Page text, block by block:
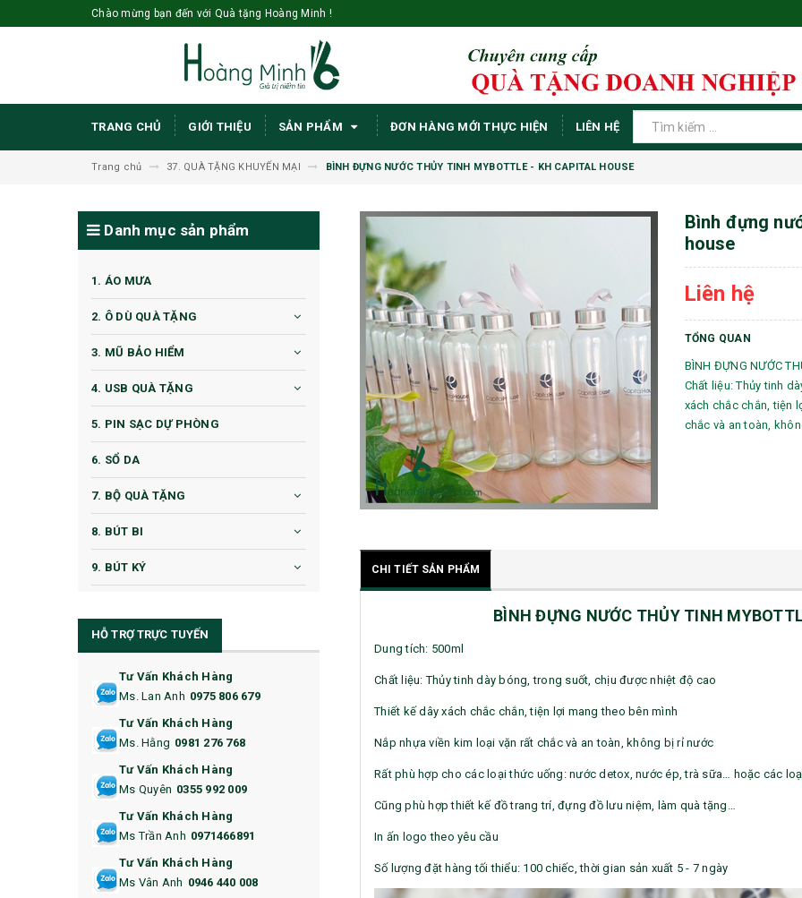
Chào mừng bạn đến với Quà tặng Hoàng Minh !
TRANG CHỦ GIỚI THIỆU SẢN PHẨM ĐƠN HÀNG MỚI THỰC HIỆN LIÊN HỆ
Trang chủ 37. QUÀ TẶNG KHUYẾN MẠI BÌNH ĐỰNG NƯỚC THỦY TINH MYBOTTLE - KH CAPITAL HOUSE
Bình đựng
house
Liên hệ
TỔNG QUAN
BÌNH ĐỰNG NƯỚC
Chất liệu: Thủy tinh
xách chắc chắn, tiện
chắc và an toàn,
CHI TIẾT SẢN PHẨM
BÌNH ĐỰNG NƯỚC THỦY TINH
Dung tích: 500ml
Chất liệu: Thủy tinh dày bóng, trong suốt, chịu được nhiệt độ cao
Thiết kế dây xách chắc chắn, tiện lợi mang theo bên mình
Nắp nhựa viền kim loại vặn rất chắc và an toàn, không bị rỉ nước
Rất phù hợp cho các loại thức uống: nước detox, nước ép, trà sữa… hoặc các
Cũng phù hợp thiết kế đồ trang trí, đựng đồ lưu niệm, làm quà tặng…
In ấn logo theo yêu cầu
Số lượng đặt hàng tối thiểu: 100 chiếc, thời gian sản xuất 5 - 7 ngày
Danh mục sản phẩm
1. ÁO MƯA
2. Ô DÙ QUÀ TẶNG
3. MŨ BẢO HIỂM
4. USB QUÀ TẶNG
5. PIN SẠC DỰ PHÒNG
6. SỔ DA
7. BỘ QUÀ TẶNG
8. BÚT BI
9. BÚT KÝ
11. CỐC/BÌNH GIỮ NHIỆT
12. BÌNH NƯỚC
14. HỘP/VÍ ĐỰNG NAMECARD
15. BỘ BẤM MÓNG
16. BAO HỘ CHIẾU
18. ẤM CHÉN QUÀ TẶNG
HỖ TRỢ TRỰC TUYẾN
Tư Vấn Khách Hàng
Ms. Lan Anh 0975 806 679
Tư Vấn Khách Hàng
Ms. Hằng 0981 276 768
Tư Vấn Khách Hàng
Ms Quyên 0355 992 009
Tư Vấn Khách Hàng
Ms Trần Anh 0971466891
Tư Vấn Khách Hàng
Ms Vân Anh 0946 440 008